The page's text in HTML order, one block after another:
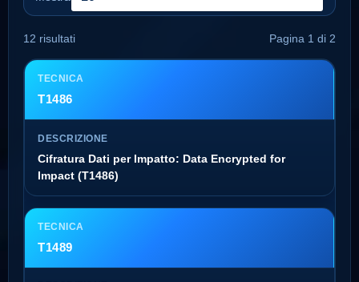
12 risultati Pagina 1 di 2
T1486
Cifratura Dati per Impatto: Data Encrypted for
Impact (T1486)
T1489